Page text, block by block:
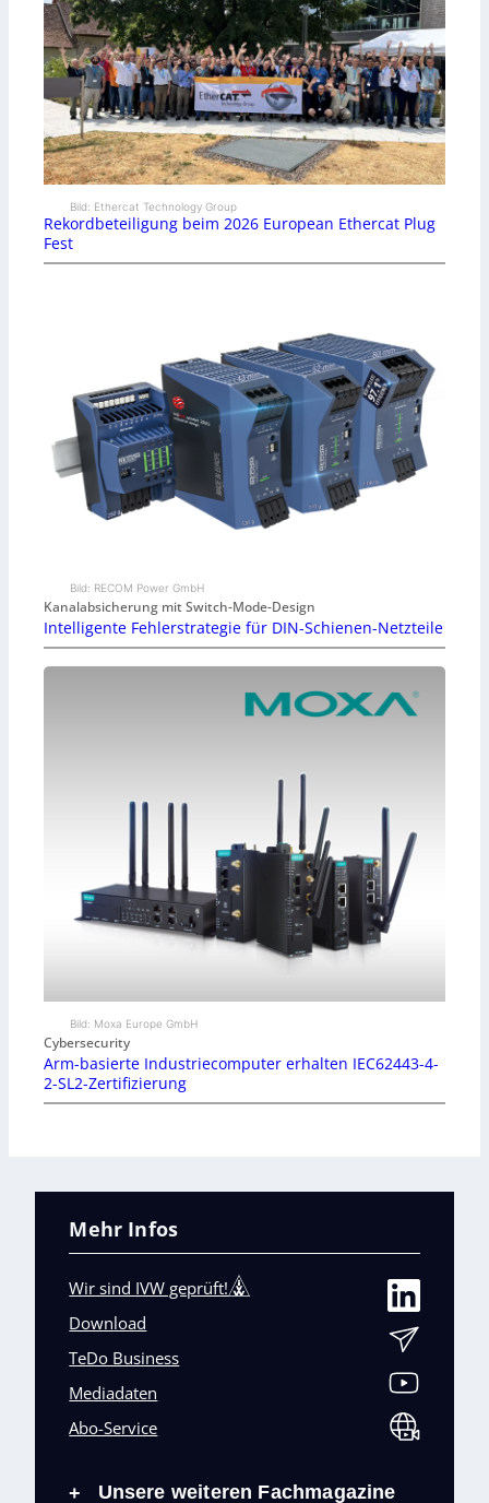
Bild: Ethercat Technology Group
Rekordbeteiligung beim 2026 European Ethercat Plug
Fest
Bild: RECOM Power GmbH
Kanalabsicherung mit Switch-Mode-Design
Intelligente Fehlerstrategie für DIN-Schienen-Netzteile
Bild: Moxa Europe GmbH
Cybersecurity
Arm-basierte Industriecomputer erhalten IEC62443-4-
2-SL2-Zertifizierung
Mehr Infos
Wir sind IVW geprüft!
Download
TeDo Business
Mediadaten
Abo-Service
+ Unsere weiteren Fachmagazine